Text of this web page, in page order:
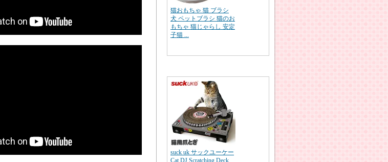
猫おもちゃ 猫 ブラシ
犬 ペットブラシ 猫のお
もちゃ 猫じゃらし 安定
子猫 ...
suck uk サックユーケー
Cat DJ Scratching Deck